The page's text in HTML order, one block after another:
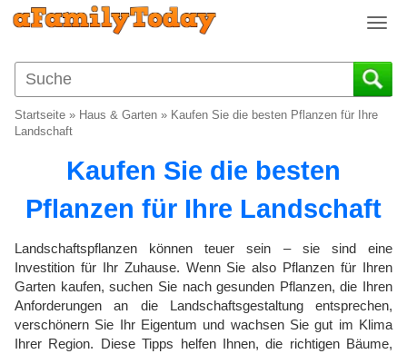
T
g
g
i
a
t
i
o
n
Startseite » Haus & Garten » Kaufen Sie die besten Pflanzen für Ihre
Landschaft
Kaufen Sie die besten
Pflanzen für Ihre Landschaft
Landschaftspflanzen können teuer sein – sie sind eine
Investition für Ihr Zuhause. Wenn Sie also Pflanzen für Ihren
Garten kaufen, suchen Sie nach gesunden Pflanzen, die Ihren
Anforderungen an die Landschaftsgestaltung entsprechen,
verschönern Sie Ihr Eigentum und wachsen Sie gut im Klima
Ihrer Region. Diese Tipps helfen Ihnen, die richtigen Bäume,